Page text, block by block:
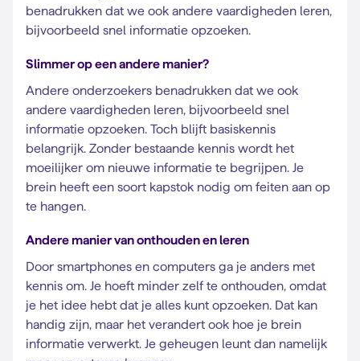
benadrukken dat we ook andere vaardigheden leren,
bijvoorbeeld snel informatie opzoeken.
Slimmer op een andere manier?
Andere onderzoekers benadrukken dat we ook
andere vaardigheden leren, bijvoorbeeld snel
informatie opzoeken. Toch blijft basiskennis
belangrijk. Zonder bestaande kennis wordt het
moeilijker om nieuwe informatie te begrijpen. Je
brein heeft een soort kapstok nodig om feiten aan op
te hangen.
Andere manier van onthouden en leren
Door smartphones en computers ga je anders met
kennis om. Je hoeft minder zelf te onthouden, omdat
je het idee hebt dat je alles kunt opzoeken. Dat kan
handig zijn, maar het verandert ook hoe je brein
informatie verwerkt. Je geheugen leunt dan namelijk